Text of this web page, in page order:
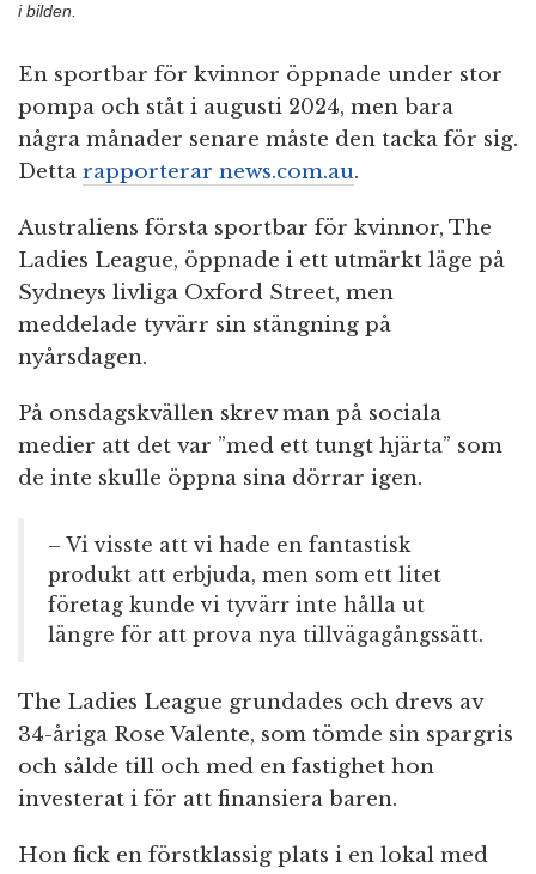
i bilden.
En sportbar för kvinnor öppnade under stor
pompa och ståt i augusti 2024, men bara
några månader senare måste den tacka för sig.
Detta rapporterar news.com.au.
Australiens första sportbar för kvinnor, The
Ladies League, öppnade i ett utmärkt läge på
Sydneys livliga Oxford Street, men
meddelade tyvärr sin stängning på
nyårsdagen.
På onsdagskvällen skrev man på sociala
medier att det var ”med ett tungt hjärta” som
de inte skulle öppna sina dörrar igen.
– Vi visste att vi hade en fantastisk
produkt att erbjuda, men som ett litet
företag kunde vi tyvärr inte hålla ut
längre för att prova nya tillvägagångssätt.
The Ladies League grundades och drevs av
34-åriga Rose Valente, som tömde sin spargris
och sålde till och med en fastighet hon
investerat i för att finansiera baren.
Hon fick en förstklassig plats i en lokal med